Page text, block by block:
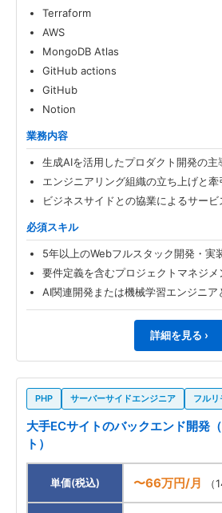
Terraform
AWS
MongoDB Atlas
GitHub actions
GitHub
Notion
業務内容
生成AIを活用したプロダクト開発の主
エンジニアリング組織の立ち上げと牽
ビジネスサイドとの協業によるサービ
必須スキル
5年以上のWebフルスタック開発・実
要件定義を含むプロジェクトマネジ
AI関連開発または機械学習エンジニア
詳細を見る ›
PHP サーバーサイドエンジニア フルリ
大手ECサイトのバックエンド開発
ト）
単価(税込) 〜66万円/月 （